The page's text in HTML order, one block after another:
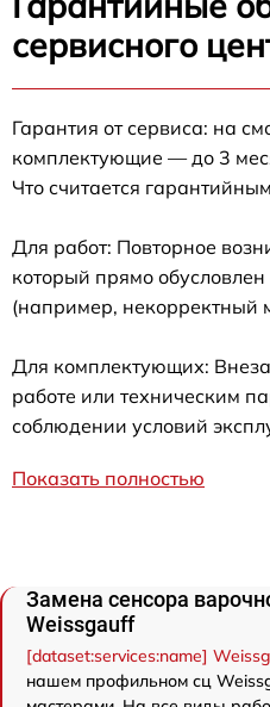
сервисного
Гарантия от сервиса: на
комплектующие — до 3
Что считается
Для работ: Повторное
который прямо
(например, некорректный
Для комплектующих:
работе или техническим
соблюдении условий
Показать полностью
Замена сенсора
Weissgauff
[dataset:services:name]
нашем профильном сц